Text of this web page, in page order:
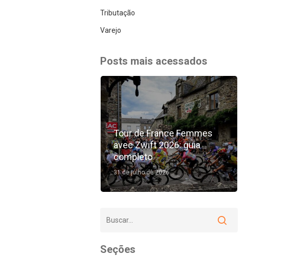
Tributação
Varejo
Posts mais acessados
Tour de France Femmes
avec Zwift 2026: guia
completo
31 de julho de 2026
Seções